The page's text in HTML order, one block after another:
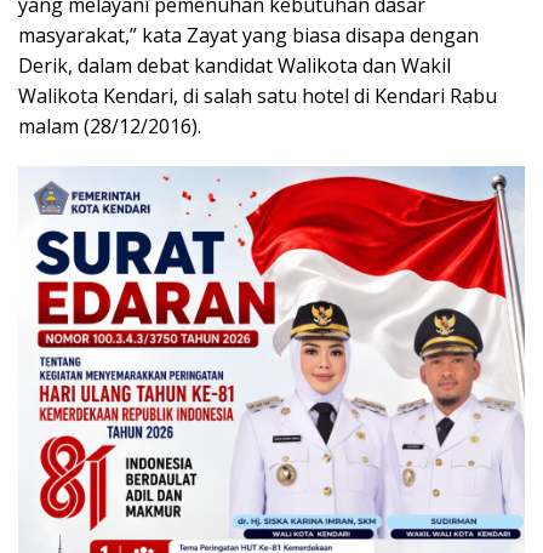
masyarakat,” kata Zayat yang biasa disapa dengan
Derik, dalam debat kandidat Walikota dan Wakil
Walikota Kendari, di salah satu hotel di Kendari Rabu
malam (28/12/2016).